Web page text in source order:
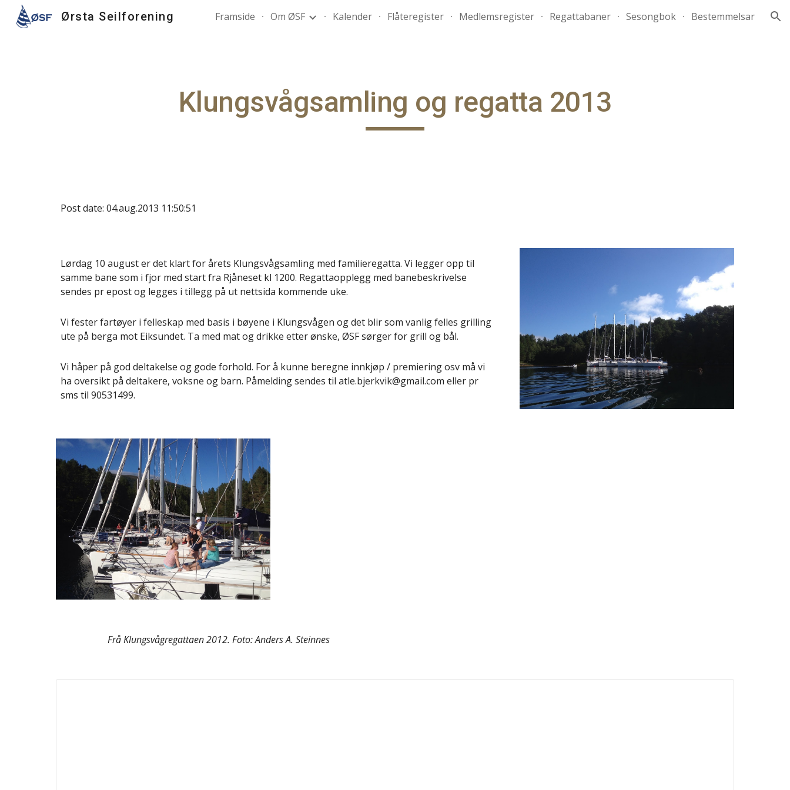
Skip to main content Skip to navigation
Ørsta Seilforening Framside Om ØSF Kalender Flåteregister Medlemsregister Regattabaner Sesongbok Bestemmelsar
Klungsvågsamling og regatta 2013
Post date: 04.aug.2013 11:50:51
Lørdag 10 august er det klart for årets Klungsvågsamling med familieregatta. Vi legger opp til
samme bane som i fjor med start fra Rjåneset kl 1200. Regattaopplegg med banebeskrivelse
sendes pr epost og legges i tillegg på ut nettsida kommende uke.
Vi fester fartøyer i felleskap med basis i bøyene i Klungsvågen og det blir som vanlig felles grilling
ute på berga mot Eiksundet. Ta med mat og drikke etter ønske, ØSF sørger for grill og bål.
Vi håper på god deltakelse og gode forhold. For å kunne beregne innkjøp / premiering osv må vi
ha oversikt på deltakere, voksne og barn. Påmelding sendes til atle.bjerkvik@gmail.com eller pr
sms til 90531499.
Frå Klungsvågregattaen 2012. Foto: Anders A. Steinnes